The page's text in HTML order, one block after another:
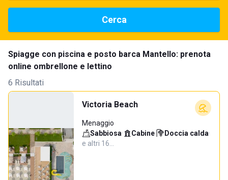
Cerca
Spiagge con piscina e posto barca Mantello: prenota
online ombrellone e lettino
6 Risultati
Victoria Beach
Menaggio
Sabbiosa· Cabine· Doccia calda·
e altri 16…